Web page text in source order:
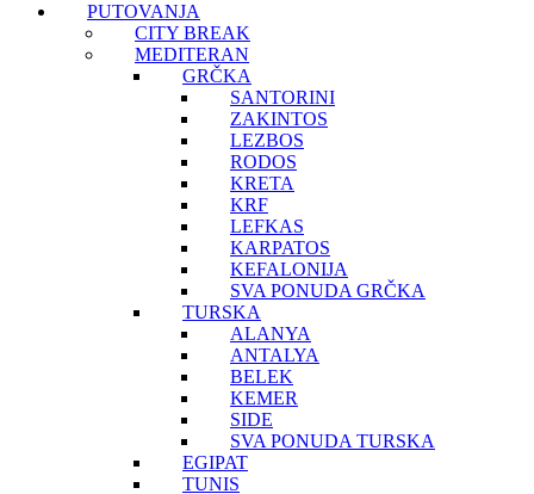
PUTOVANJA
CITY BREAK
MEDITERAN
GRČKA
SANTORINI
ZAKINTOS
LEZBOS
RODOS
KRETA
KRF
LEFKAS
KARPATOS
KEFALONIJA
SVA PONUDA GRČKA
TURSKA
ALANYA
ANTALYA
BELEK
KEMER
SIDE
SVA PONUDA TURSKA
EGIPAT
TUNIS